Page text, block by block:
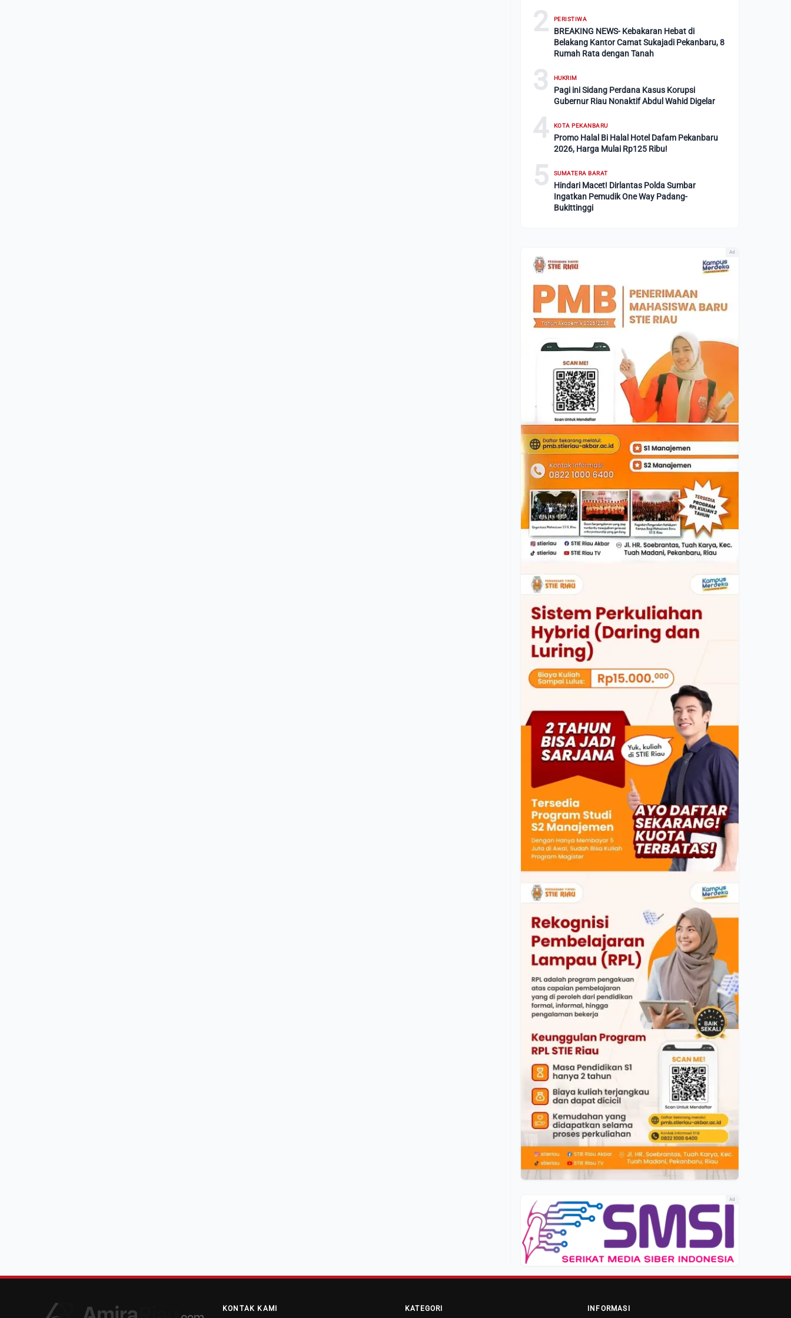
2 PERISTIWA
BREAKING NEWS- Kebakaran Hebat di
Belakang Kantor Camat Sukajadi Pekanbaru, 8
Rumah Rata dengan Tanah
3 HUKRIM
Pagi ini Sidang Perdana Kasus Korupsi
Gubernur Riau Nonaktif Abdul Wahid Digelar
4 KOTA PEKANBARU
Promo Halal Bi Halal Hotel Dafam Pekanbaru
2026, Harga Mulai Rp125 Ribu!
5 SUMATERA BARAT
Hindari Macet! Dirlantas Polda Sumbar
Ingatkan Pemudik One Way Padang-
Bukittinggi
Ad
Ad
KONTAK KAMI KATEGORI INFORMASI